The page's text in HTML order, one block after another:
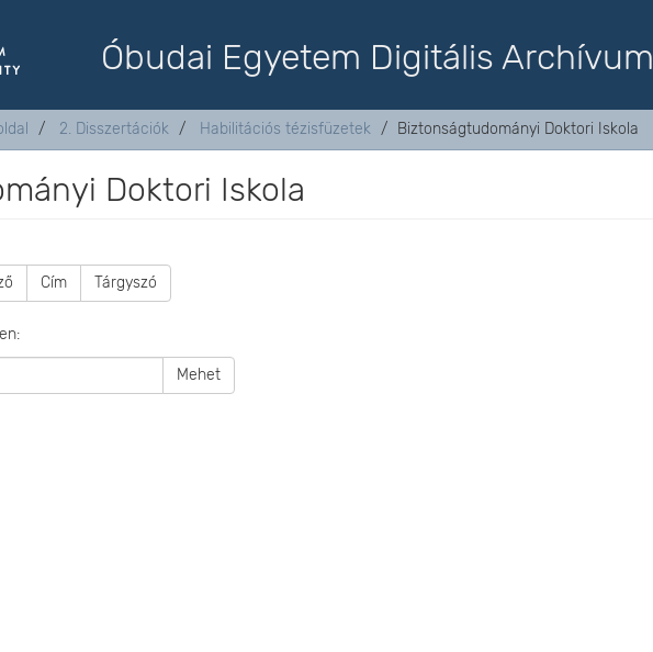
Óbudai Egyetem Digitális Archívum
2. Disszertációk Habilitációs tézisfüzetek Biztonságtudományi Doktori Iskola
Doktori Iskola
Cím Tárgyszó
Mehet